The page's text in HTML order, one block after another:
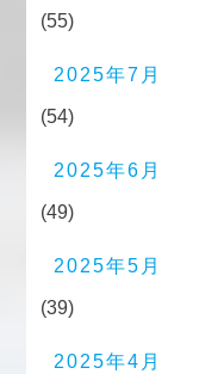
(55)
2025年7月
(54)
2025年6月
(49)
2025年5月
(39)
2025年4月